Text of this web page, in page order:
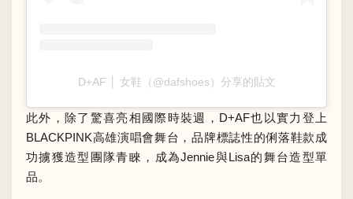
D+AF │ 女鞋（@dafshoes）分享的貼文
此外，除了驚喜亮相國際時裝週，D+AF也以實力登上
BLACKPINK高雄演唱會舞台，品牌標誌性的俐落鞋款成
功擄獲造型團隊青睞，成為Jennie與Lisa的舞台造型單
品。